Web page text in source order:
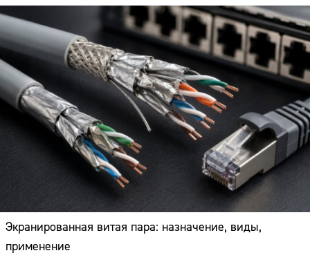
Экранированная витая пара: назначение, виды,
применение